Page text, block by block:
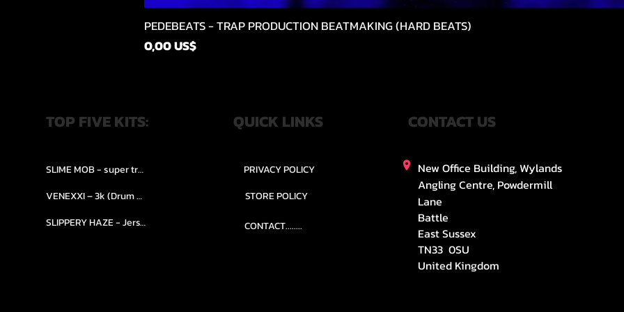
Vista rápida
PEDEBEATS - TRAP PRODUCTION BEATMAKING (HARD BEATS)
Precio
0,00 US$
TOP FIVE KITS: QUICK LINKS CONTACT US
SLIME MOB - super trap.....
VENEXXI – 3k (Drum Kit)....
SLIPPERY HAZE - Jersy club stash kit.
PRIVACY POLICY
STORE POLICY
CONTACT........
New Office Building, Wylands
Angling Centre, Powdermill
Lane
Battle
East Sussex
TN33 0SU
United Kingdom